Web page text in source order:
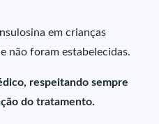
em crianças
não foram estabelecidas.
respeitando sempre
do tratamento.